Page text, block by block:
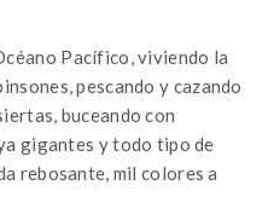
Pacífico, viviendo la
pescando y cazando
buceando con
gigantes y todo tipo de
rebosante, mil colores a